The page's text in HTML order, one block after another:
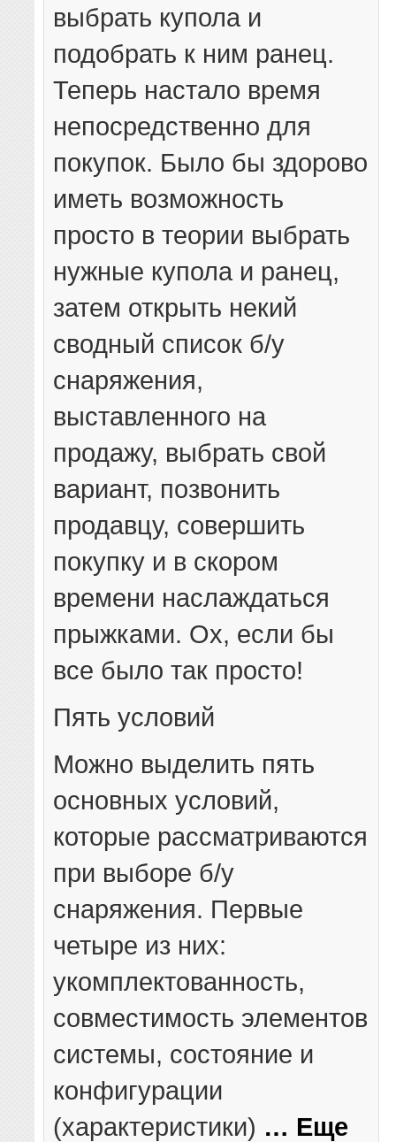
выбрать купола и
подобрать к ним ранец.
Теперь настало время
непосредственно для
покупок. Было бы здорово
иметь возможность
просто в теории выбрать
нужные купола и ранец,
затем открыть некий
сводный список б/у
снаряжения,
выставленного на
продажу, выбрать свой
вариант, позвонить
продавцу, совершить
покупку и в скором
времени наслаждаться
прыжками. Ох, если бы
все было так просто!
Пять условий
Можно выделить пять
основных условий,
которые рассматриваются
при выборе б/у
снаряжения. Первые
четыре из них:
укомплектованность,
совместимость элементов
системы, состояние и
конфигурации
(характеристики) … Еще